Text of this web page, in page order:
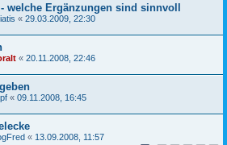
welche Ergänzungen sind sinnvoll
« 29.03.2009, 22:30
« 20.11.2008, 22:46
« 09.11.2008, 16:45
« 13.09.2008, 11:57